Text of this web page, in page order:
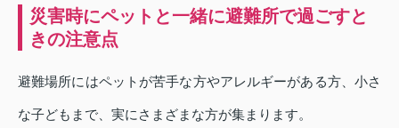
災害時にペットと一緒に避難所で過ごすと
きの注意点
避難場所にはペットが苦手な方やアレルギーがある方、小さ
な子どもまで、実にさまざまな方が集まります。